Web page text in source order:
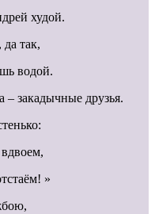
худой.
так,
водой.
закадычные друзья.
»